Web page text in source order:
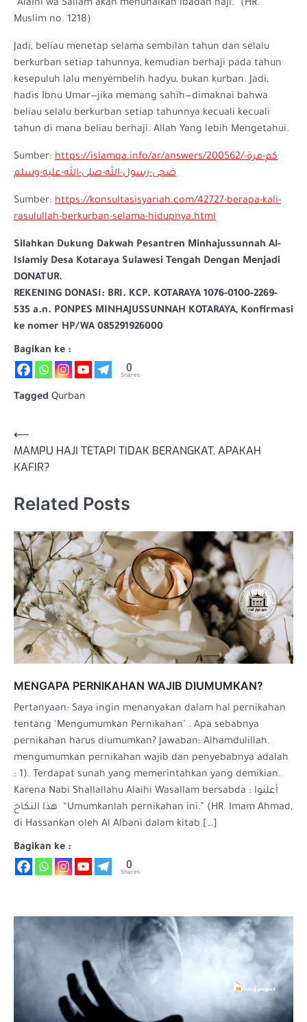
ʿAlaihi wa Sallam akan menunaikan ibadah haji.” (HR.
Muslim no. 1218)
Jadi, beliau menetap selama sembilan tahun dan selalu
berkurban setiap tahunnya, kemudian berhaji pada tahun
kesepuluh lalu menyembelih hadyu, bukan kurban. Jadi,
hadis Ibnu Umar—jika memang sahih—dimaknai bahwa
beliau selalu berkurban setiap tahunnya kecuali kecuali
tahun di mana beliau berhaji. Allah Yang lebih Mengetahui.
Sumber: https://islamqa.info/ar/answers/200562/كم-مرة-
ضحى-رسول-الله-صلى-الله-عليه-وسلم
Sumber: https://konsultasisyariah.com/42727-berapa-kali-
rasulullah-berkurban-selama-hidupnya.html
Silahkan Dukung Dakwah Pesantren Minhajussunnah Al-
Islamiy Desa Kotaraya Sulawesi Tengah Dengan Menjadi
DONATUR.
REKENING DONASI: BRI. KCP. KOTARAYA 1076-0100-2269-
535 a.n. PONPES MINHAJUSSUNNAH KOTARAYA, Konfirmasi
ke nomer HP/WA 085291926000
Bagikan ke :
0
Shares
Tagged Qurban
Navigasi
pos
⟵
MAMPU HAJI TETAPI TIDAK BERANGKAT, APAKAH
KAFIR?
Related Posts
MENGAPA PERNIKAHAN WAJIB DIUMUMKAN?
Pertanyaan: Saya ingin menanyakan dalam hal pernikahan
tentang ‘Mengumumkan Pernikahan’ . Apa sebabnya
pernikahan harus diumumkan? Jawaban: Alhamdulillah.
mengumumkan pernikahan wajib dan penyebabnya adalah
: 1). Terdapat sunah yang memerintahkan yang demikian.
Karena Nabi Shallallahu Alaihi Wasallam bersabda : أعلنوا
هذا النكاح “Umumkanlah pernikahan ini.” (HR. Imam Ahmad,
di Hassankan oleh Al Albani dalam kitab […]
Bagikan ke :
0
Shares